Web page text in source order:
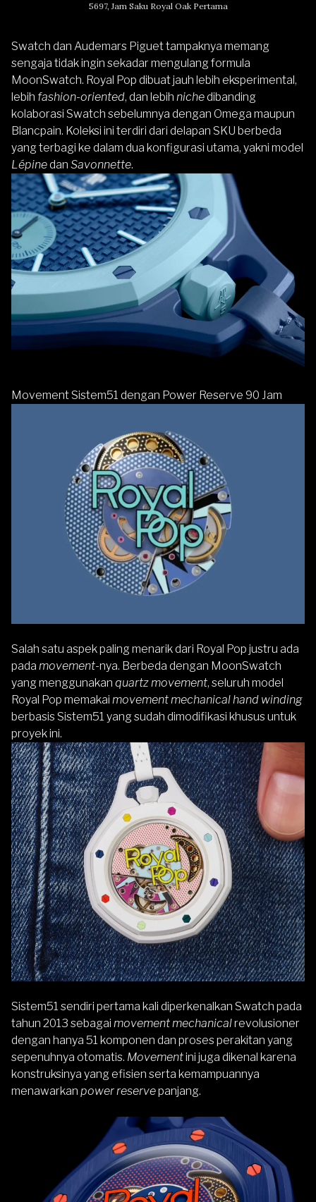
5697, Jam Saku Royal Oak Pertama
Swatch dan Audemars Piguet tampaknya memang
sengaja tidak ingin sekadar mengulang formula
MoonSwatch. Royal Pop dibuat jauh lebih eksperimental,
lebih fashion-oriented, dan lebih nichedibanding
kolaborasi Swatch sebelumnya dengan Omega maupun
Blancpain. Koleksi ini terdiri dari delapan SKU berbeda
yang terbagi ke dalam dua konfigurasi utama, yakni model
Lépinedan Savonnette.
Movement Sistem51 dengan Power Reserve 90 Jam
Salah satu aspek paling menarik dari Royal Pop justru ada
pada movement-nya. Berbeda dengan MoonSwatch
yang menggunakan quartz movement, seluruh model
Royal Pop memakai movement mechanical hand winding
berbasis Sistem51 yang sudah dimodifikasi khusus untuk
proyek ini.
Sistem51 sendiri pertama kali diperkenalkan Swatch pada
tahun 2013 sebagai movement mechanicalrevolusioner
dengan hanya 51 komponen dan proses perakitan yang
sepenuhnya otomatis. Movementini juga dikenal karena
konstruksinya yang efisien serta kemampuannya
menawarkan power reservepanjang.